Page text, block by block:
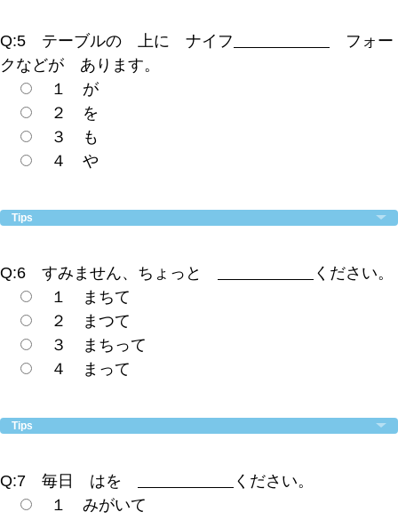
Q:5 テーブルの 上に ナイフ
フォー
クなどが あります。
１ が
２ を
３ も
４ や
Tips
Q:6 すみません、ちょっと
ください。
１ まちて
２ まつて
３ まちって
４ まって
Tips
Q:7 毎日 はを
ください。
１ みがいて